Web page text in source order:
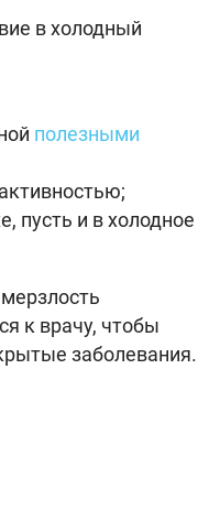
в холодный
полезными
пусть и в холодное
к врачу, чтобы
заболевания.